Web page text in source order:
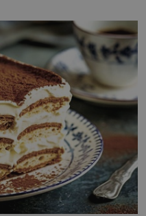
dlouho po jeho smrti